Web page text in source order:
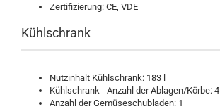
Zertifizierung: CE, VDE
Kühlschrank
Nutzinhalt Kühlschrank: 183 l
Kühlschrank - Anzahl der Ablagen/Körbe: 4
Anzahl der Gemüseschubladen: 1